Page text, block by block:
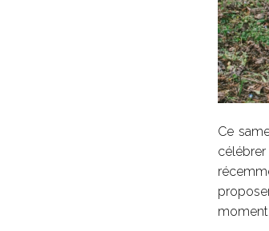
Ce
célébrer
moment